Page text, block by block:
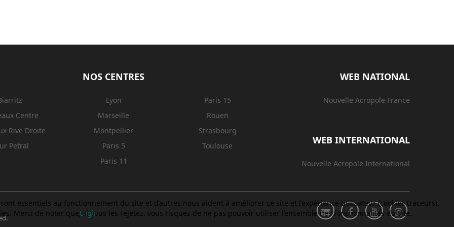
NOS CENTRES
Centre
Rive Droite
Petral
Lyon
Marseille
Montpellier
Paris 5
Paris 11
Paris 15
Rouen
Strasbourg
Toulouse
WEB NATIONAL
Nouvelle Acropole France
WEB INTERNATIONAL
Nouvelle Acropole International
Login
essentiels au fonctionnement du site et d’autres nous aident à améliorer ce site et l’expérience utilisateur (cookies traceurs).
Merci de noter que, si vous les rejetez, vous risquez de ne pas pouvoir utiliser l’ensemble des fonctionnalités du site.